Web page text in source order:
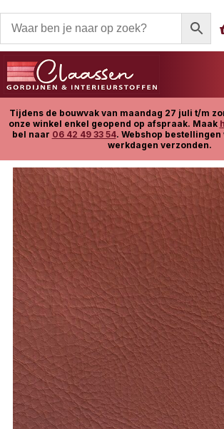
Tijdens de bouwvak van maandag 27 juli t/m
onze winkel enkel geopend op afspraak. Maak
bel naar 06 42 49 33 54. Webshop
werkdagen verzonden.